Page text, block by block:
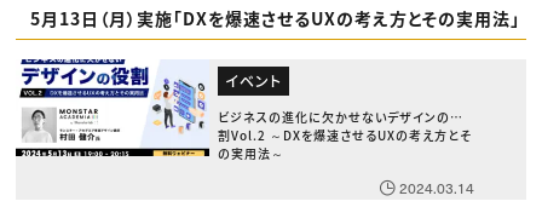
5月13日（月）実施「DXを爆速させるUXの考え方とその実用法」
イベント
ビジネスの進化に欠かせないデザインの役
割Vol.2 ～DXを爆速させるUXの考え方とそ
の実用法～
2024.03.14